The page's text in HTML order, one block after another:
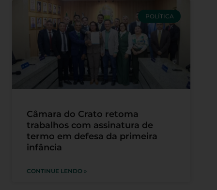
POLÍTICA
Câmara do Crato retoma
trabalhos com assinatura de
termo em defesa da primeira
infância
CONTINUE LENDO »